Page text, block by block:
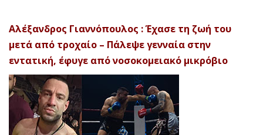
Αλέξανδρος Γιαννόπουλος : Έχασε τη ζωή του
μετά από τροχαίο – Πάλεψε γενναία στην
εντατική, έφυγε από νοσοκομειακό μικρόβιο